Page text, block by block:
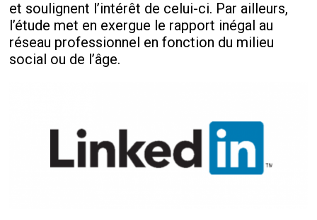
et soulignent l’intérêt de celui-ci. Par ailleurs,
l’étude met en exergue le rapport inégal au
réseau professionnel en fonction du milieu
social ou de l’âge.